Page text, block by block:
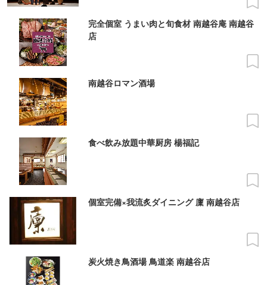
完全個室 うまい肉と旬食材 南越谷庵 南越谷
店
南越谷ロマン酒場
食べ飲み放題中華厨房 楊福記
個室完備×我流炙ダイニング 廩 南越谷店
炭火焼き鳥酒場 鳥道楽 南越谷店